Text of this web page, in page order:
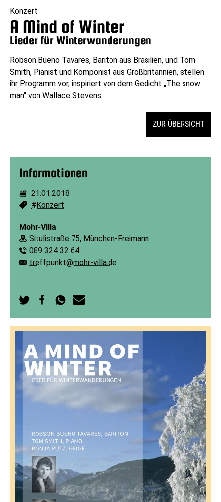
Konzert
A Mind of Winter
Lieder für Winterwanderungen
Robson Bueno Tavares, Bariton aus Brasilien, und Tom
Smith, Pianist und Komponist aus Großbritannien, stellen
ihr Programm vor, inspiriert von dem Gedicht „The snow
man“ von Wallace Stevens.
ZUR ÜBERSICHT
Informationen
Dauer:
21.01.2018
Schlagworte:
#Konzert
Mohr-Villa
Ort:
Situlistraße 75, München-Freimann
Telefon:
089 324 32 64
E-Mail:
treffpunkt@mohr-villa.de
TwitterFacebookWhatsApp
E-
senden